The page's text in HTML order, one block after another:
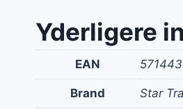
Yderligere
EAN
Brand Star